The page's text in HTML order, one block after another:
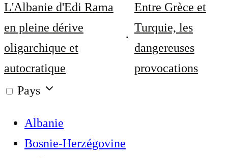
L'Albanie d'Edi Rama
en pleine dérive
oligarchique et
autocratique
Entre Grèce et
Turquie, les
dangereuses
provocations
Pays
Albanie
Bosnie-Herzégovine